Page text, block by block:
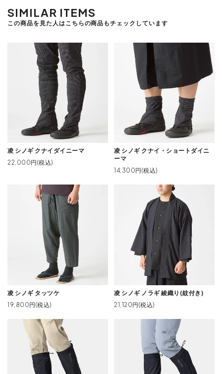
SIMILAR ITEMS
この商品を見た人はこちらの商品もチェックしています
凌 シノギ クナイダイニーマ
22,000円(税込)
凌 シノギ クナイ・ショートダイニ
ーマ
14,300円(税込)
凌 シノギ タッツケ
19,800円(税込)
凌 シノギ ノラギ 綾織り(紋付き)
21,120円(税込)